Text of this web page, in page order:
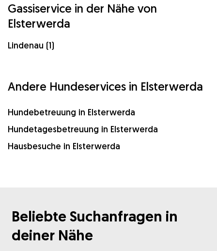
Gassiservice in der Nähe von
Elsterwerda
Lindenau (1)
Andere Hundeservices in Elsterwerda
Hundebetreuung in Elsterwerda
Hundetagesbetreuung in Elsterwerda
Hausbesuche in Elsterwerda
Beliebte Suchanfragen in
deiner Nähe